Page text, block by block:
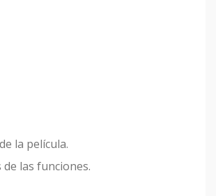
la película.
las funciones.